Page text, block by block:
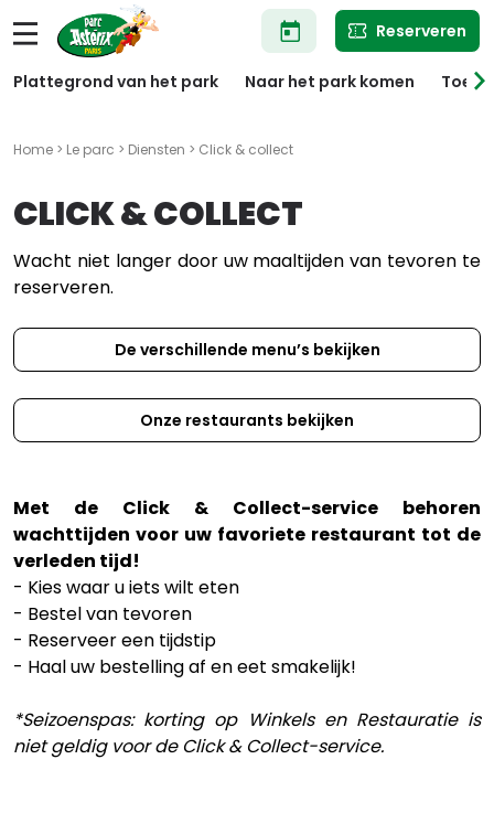
Overslaan
en
de
Reserveren
Plattegrond van het park Naar het park komen
Home > Le parc > Diensten > Click & collect
CLICK & COLLECT
Wacht niet langer door uw maaltijden van tevoren te
reserveren.
De verschillende menu’s bekijken
Onze restaurants bekijken
Met de Click & Collect-service behoren
wachttijden voor uw favoriete restaurant tot de
verleden tijd!
- Kies waar u iets wilt eten
- Bestel van tevoren
- Reserveer een tijdstip
- Haal uw bestelling af en eet smakelijk!
*Seizoenspas: korting op Winkels en Restauratie is
niet geldig voor de Click & Collect-service.